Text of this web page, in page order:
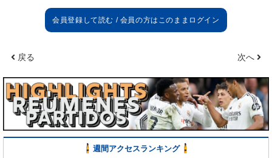
戻る 次へ
週間アクセスランキング